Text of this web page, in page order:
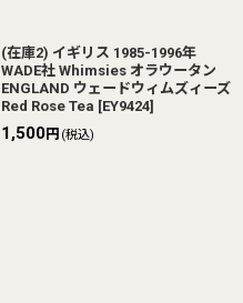
(在庫2) イギリス 1985-1996年
WADE社 Whimsies オラウータン
ENGLAND ウェードウィムズィーズ
Red Rose Tea [EY9424]
1,500円 (税込)